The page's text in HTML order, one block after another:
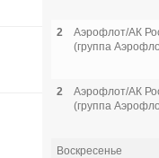
2
Аэрофлот/АК
(группа
2
Аэрофлот/АК
(группа
Воскресенье